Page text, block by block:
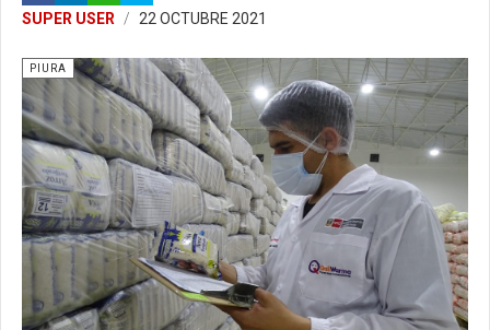
SUPER USER 22 OCTUBRE 2021
PIURA